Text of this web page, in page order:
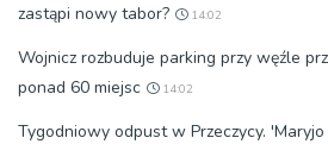
zastąpi nowy tabor?
14:02
Wojnicz rozbuduje parking przy węźle
ponad 60 miejsc
14:02
Tygodniowy odpust w Przeczycy. 'Maryjo